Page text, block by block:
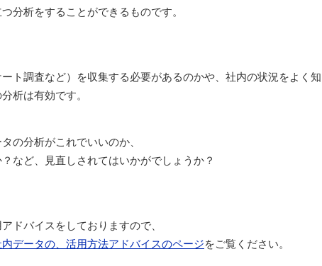
分析をすることができるものです。
ト調査など）を収集する必要があるのかや、社内の状況をよく知
析は有効です。
の分析がこれでいいのか、
など、見直しされてはいかがでしょうか？
ドバイスをしておりますので、
データの、活用方法アドバイスのページをご覧ください。